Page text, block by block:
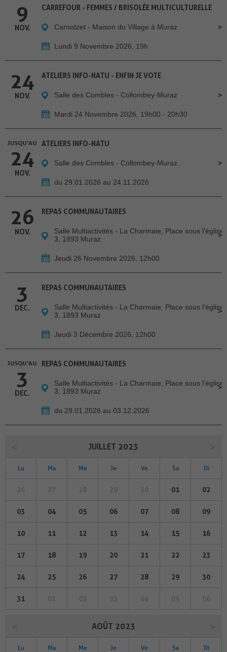
9
NOV.
CARREFOUR - FEMMES / BRISOLÉE MULTICULTURELLE
Carnotzet - Maison du Village à Muraz
Lundi 9 Novembre 2026, 19h
24
NOV.
ATELIERS INFO-NATU - ENFIN JE VOTE
Salle des Combles - Collombey-Muraz
Mardi 24 Novembre 2026, 19h00 - 20h30
JUSQU'AU
24
NOV.
ATELIERS INFO-NATU
Salle des Combles - Collombey-Muraz
du 29.01.2026 au 24.11.2026
26
NOV.
REPAS COMMUNAUTAIRES
Salle Multiactivités - La Charmaie, Place sous l'église
3, 1893 Muraz
Jeudi 26 Novembre 2026, 12h00
3
DEC.
REPAS COMMUNAUTAIRES
Salle Multiactivités - La Charmaie, Place sous l'église
3, 1893 Muraz
Jeudi 3 Décembre 2026, 12h00
JUSQU'AU
3
DEC.
REPAS COMMUNAUTAIRES
Salle Multiactivités - La Charmaie, Place sous l'église
3, 1893 Muraz
du 29.01.2026 au 03.12.2026
JUILLET 2023
Lu Ma Me Je Ve Sa Di
01 02
03 04 05 06 07 08 09
10 11 12 13 14 15 16
17 18 19 20 21 22 23
24 25 26 27 28 29 30
31
AOÛT 2023
Lu Ma Me Je Ve Sa Di